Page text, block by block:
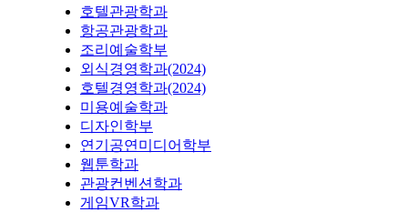
호텔관광학과
항공관광학과
조리예술학부
외식경영학과(2024)
호텔경영학과(2024)
미용예술학과
디자인학부
연기공연미디어학부
웹툰학과
관광컨벤션학과
게임VR학과